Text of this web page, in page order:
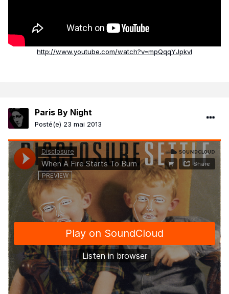
http://www.youtube.com/watch?v=mpQqqYJpkvI
Paris By Night
Posté(e) 23 mai 2013